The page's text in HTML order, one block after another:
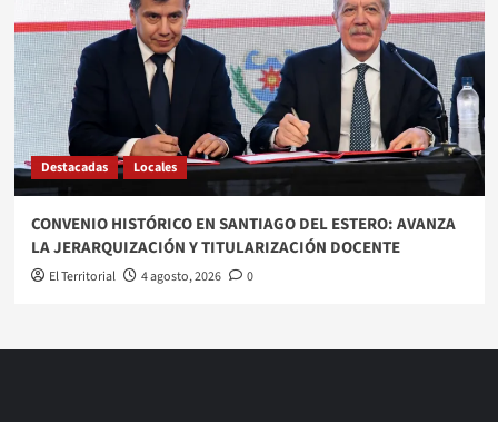
Destacadas Locales
CONVENIO HISTÓRICO EN SANTIAGO DEL ESTERO: AVANZA
LA JERARQUIZACIÓN Y TITULARIZACIÓN DOCENTE
El Territorial 4 agosto, 2026 0